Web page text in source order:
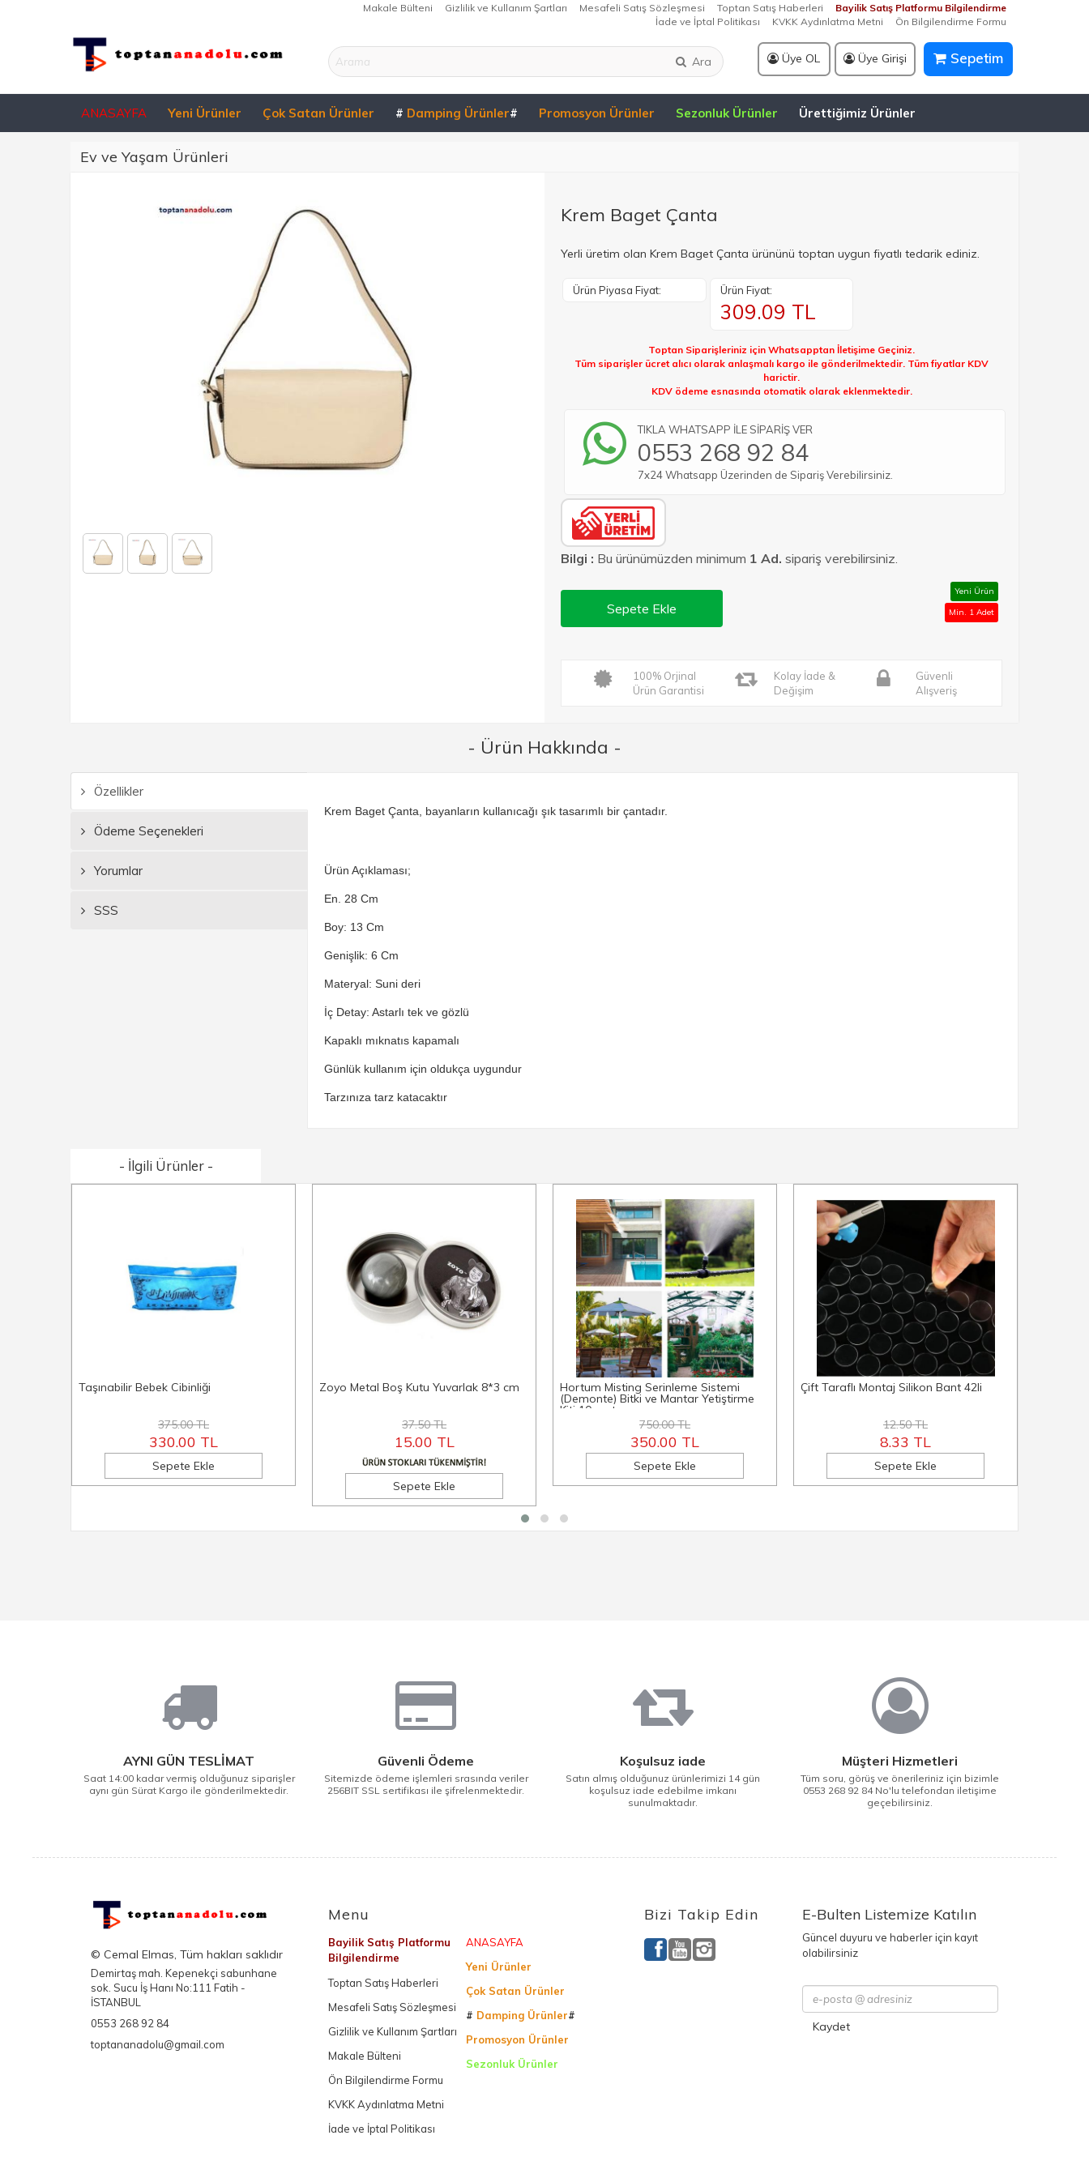
Bayilik Satış Platformu Bilgilendirme
Toptan Satış Haberleri
Mesafeli Satış Sözleşmesi
Gizlilik ve Kullanım Şartları
Makale Bülteni
Ön Bilgilendirme Formu
KVKK Aydınlatma Metni
İade ve İptal Politikası
Ara Üye OL Üye Girişi Sepetim
ANASAYFA Yeni Ürünler Çok Satan Ürünler # Damping Ürünler# Promosyon Ürünler Sezonluk Ürünler Ürettiğimiz Ürünler
Ev ve Yaşam Ürünleri
Krem Baget Çanta
Yerli üretim olan Krem Baget Çanta ürününü toptan uygun fiyatlı tedarik ediniz.
Ürün Piyasa Fiyat: Ürün Fiyat:
309.09 TL
Toptan Siparişleriniz için Whatsapptan İletişime Geçiniz.
Tüm siparişler ücret alıcı olarak anlaşmalı kargo ile gönderilmektedir. Tüm fiyatlar KDV
harictir.
KDV ödeme esnasında otomatik olarak eklenmektedir.
TIKLA WHATSAPP İLE SİPARİŞ VER
0553 268 92 84
7x24 Whatsapp Üzerinden de Sipariş Verebilirsiniz.
Bilgi : Bu ürünümüzden minimum 1 Ad. sipariş verebilirsiniz.
Sepete Ekle
Yeni Ürün
Min. 1 Adet
100% Orjinal
Ürün Garantisi
Kolay İade &
Değişim
Güvenli
Alışveriş
- Ürün Hakkında -
Özellikler
Ödeme Seçenekleri
Yorumlar
SSS
Krem Baget Çanta, bayanların kullanıcağı şık tasarımlı bir çantadır.
Ürün Açıklaması;
En. 28 Cm
Boy: 13 Cm
Genişlik: 6 Cm
Materyal: Suni deri
İç Detay: Astarlı tek ve gözlü
Kapaklı mıknatıs kapamalı
Günlük kullanım için oldukça uygundur
Tarzınıza tarz katacaktır
- İlgili Ürünler -
Taşınabilir Bebek Cibinliği
375.00 TL
330.00 TL
Sepete Ekle
Zoyo Metal Boş Kutu Yuvarlak 8*3 cm
37.50 TL
15.00 TL
Sepete Ekle
Hortum Misting Serinleme Sistemi
(Demonte) Bitki ve Mantar Yetiştirme
Kiti 10 metre
750.00 TL
350.00 TL
Sepete Ekle
Çift Taraflı Montaj Silikon Bant 42li
12.50 TL
8.33 TL
Sepete Ekle
AYNI GÜN TESLİMAT
Saat 14:00 kadar vermiş olduğunuz siparişler
aynı gün Sürat Kargo ile gönderilmektedir.
Güvenli Ödeme
Sitemizde ödeme işlemleri srasında veriler
256BIT SSL sertifikası ile şifrelenmektedir.
Koşulsuz iade
Satın almış olduğunuz ürünlerimizi 14 gün
koşulsuz iade edebilme imkanı
sunulmaktadır.
Müşteri Hizmetleri
Tüm soru, görüş ve önerileriniz için bizimle
0553 268 92 84 No'lu telefondan iletişime
geçebilirsiniz.
© Cemal Elmas, Tüm hakları saklıdır
Demirtaş mah. Kepenekçi sabunhane
sok. Sucu İş Hanı No:111 Fatih -
İSTANBUL
0553 268 92 84
toptananadolu@gmail.com
Menu
Bayilik Satış Platformu
Bilgilendirme
Toptan Satış Haberleri
Mesafeli Satış Sözleşmesi
Gizlilik ve Kullanım Şartları
Makale Bülteni
Ön Bilgilendirme Formu
KVKK Aydınlatma Metni
İade ve İptal Politikası
ANASAYFA
Yeni Ürünler
Çok Satan Ürünler
# Damping Ürünler#
Promosyon Ürünler
Sezonluk Ürünler
Bizi Takip Edin E-Bulten Listemize Katılın
Güncel duyuru ve haberler için kayıt
olabilirsiniz
Kaydet